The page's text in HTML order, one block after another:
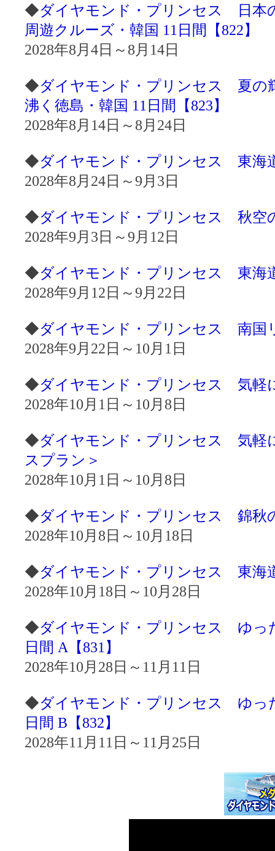
◆ダイヤモンド・プリンセス 日本
周遊クルーズ・韓国 11日間【822】
2028年8月4日～8月14日
◆ダイヤモンド・プリンセス 夏の
沸く徳島・韓国 11日間【823】
2028年8月14日～8月24日
◆ダイヤモンド・プリンセス 東海
2028年8月24日～9月3日
◆ダイヤモンド・プリンセス 秋空
2028年9月3日～9月12日
◆ダイヤモンド・プリンセス 東海
2028年9月12日～9月22日
◆ダイヤモンド・プリンセス 南国
2028年9月22日～10月1日
◆ダイヤモンド・プリンセス 気軽
2028年10月1日～10月8日
◆ダイヤモンド・プリンセス 気軽
スプラン＞
2028年10月1日～10月8日
◆ダイヤモンド・プリンセス 錦秋
2028年10月8日～10月18日
◆ダイヤモンド・プリンセス 東海
2028年10月18日～10月28日
◆ダイヤモンド・プリンセス ゆっ
日間 A【831】
2028年10月28日～11月11日
◆ダイヤモンド・プリンセス ゆっ
日間 B【832】
2028年11月11日～11月25日